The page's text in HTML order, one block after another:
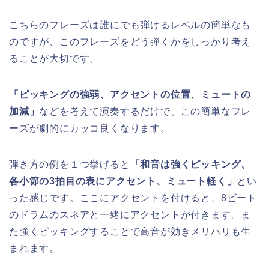
こちらのフレーズは誰にでも弾けるレベルの簡単なも
のですが、このフレーズをどう弾くかをしっかり考え
ることが大切です。
「ピッキングの強弱、アクセントの位置、ミュートの
加減」 などを考えて演奏するだけで、この簡単なフレ
ーズが劇的にカッコ良くなります。
弾き方の例を１つ挙げると
「和音は強くピッキング、
各小節の3拍目の表にアクセント、ミュート軽く」 とい
った感じです。ここにアクセントを付けると、8ビート
のドラムのスネアと一緒にアクセントが付きます。ま
た強くピッキングすることで高音が効きメリハリも生
まれます。